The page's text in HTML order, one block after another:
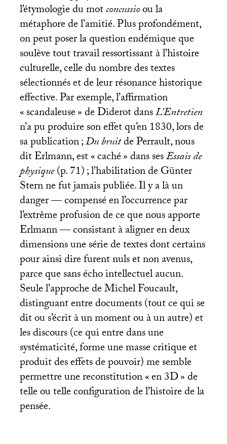
l’étymologie du motconcussioou la
métaphore de l’amitié. Plus profondément,
on peut poser la question endémique que
soulève tout travail ressortissant à l’histoire
culturelle, celle du nombre des textes
sélectionnés et de leur résonance historique
effective. Par exemple, l’affirmation
«scandaleuse» de Diderot dansL’Entretien
n’a pu produire son effet qu’en 1830, lors de
sa publication;Du bruitde Perrault, nous
dit Erlmann, est «caché» dans sesEssais de
physique(p. 71); l’habilitation de Günter
Stern ne fut jamais publiée. Il y a là un
danger — compensé en l’occurrence par
l’extrême profusion de ce que nous apporte
Erlmann — consistant à aligner en deux
dimensions une série de textes dont certains
pour ainsi dire furent nuls et non avenus,
parce que sans écho intellectuel aucun.
Seule l’approche de Michel Foucault,
distinguant entre documents (tout ce qui se
dit ou s’écrit à un moment ou à un autre) et
les discours (ce qui entre dans une
systématicité, forme une masse critique et
produit des effets de pouvoir) me semble
permettre une reconstitution «en 3D» de
telle ou telle configuration de l’histoire de la
pensée.